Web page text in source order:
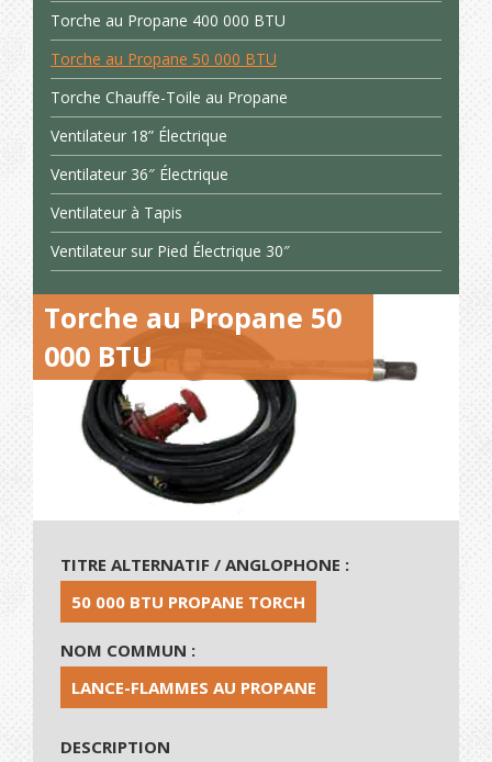
Torche au Propane 400 000 BTU
Torche au Propane 50 000 BTU
Torche Chauffe-Toile au Propane
Ventilateur 18” Électrique
Ventilateur 36″ Électrique
Ventilateur à Tapis
Ventilateur sur Pied Électrique 30″
Torche au Propane 50
000 BTU
TITRE ALTERNATIF / ANGLOPHONE :
50 000 BTU PROPANE TORCH
NOM COMMUN :
LANCE-FLAMMES AU PROPANE
DESCRIPTION